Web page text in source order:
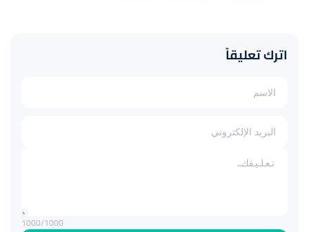
اترك تعليقاً
1000/1000